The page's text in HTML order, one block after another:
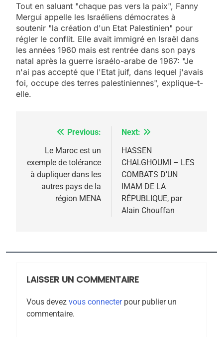
Tout en saluant "chaque pas vers la paix", Fanny
Mergui appelle les Israéliens démocrates à
soutenir "la création d'un Etat Palestinien" pour
régler le conflit. Elle avait immigré en Israël dans
les années 1960 mais est rentrée dans son pays
natal après la guerre israélo-arabe de 1967: "Je
n'ai pas accepté que l'Etat juif, dans lequel j'avais
foi, occupe des terres palestiniennes", explique-t-
elle.
Navigation
l’article
Previous:
Le Maroc est un
exemple de tolérance
à dupliquer dans les
autres pays de la
région MENA
Next:
HASSEN
CHALGHOUMI – LES
COMBATS D’UN
IMAM DE LA
RÉPUBLIQUE, par
Alain Chouffan
LAISSER UN COMMENTAIRE
Vous devez vous connecterpour publier un
commentaire.
2025, l’année la plus
rapport d’ADL contre
FRANCE ISRAÉL
6